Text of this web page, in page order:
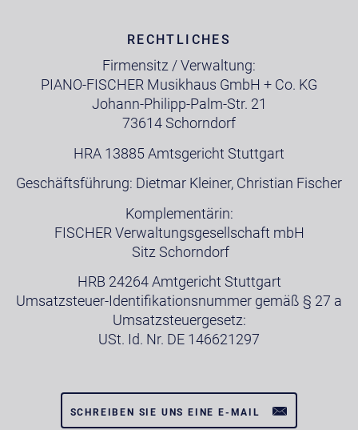
RECHTLICHES
Firmensitz / Verwaltung:
PIANO-FISCHER Musikhaus GmbH + Co. KG
Johann-Philipp-Palm-Str. 21
73614 Schorndorf
HRA 13885 Amtsgericht Stuttgart
Geschäftsführung: Dietmar Kleiner, Christian Fischer
Komplementärin:
FISCHER Verwaltungsgesellschaft mbH
Sitz Schorndorf
HRB 24264 Amtgericht Stuttgart
Umsatzsteuer-Identifikationsnummer gemäß § 27 a
Umsatzsteuergesetz:
USt. Id. Nr. DE 146621297
SCHREIBEN SIE UNS EINE E-MAIL